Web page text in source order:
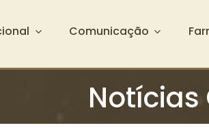
Comunicação
Notícias